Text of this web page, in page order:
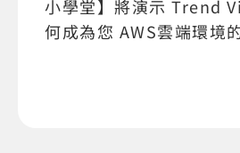
小學堂】將演示 Trend
何成為您 AWS雲端環境